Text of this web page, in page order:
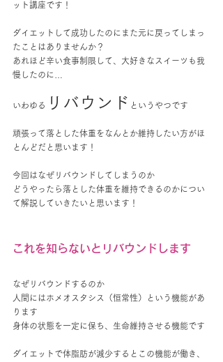
ット講座です！
ダイエットして成功したのにまた元に戻ってしまっ
たことはありませんか？
あれほど辛い食事制限して、大好きなスイーツも我
慢したのに…
いわゆる リバウンド というやつです
頑張って落とした体重をなんとか維持したい方がほ
とんどだと思います！
今回はなぜリバウンドしてしまうのか
どうやったら落とした体重を維持できるのかについ
て解説していきたいと思います！
これを知らないとリバウンドします
なぜリバウンドするのか
人間にはホメオスタシス（恒常性）という機能があ
ります
身体の状態を一定に保ち、生命維持させる機能です
ダイエットで体脂肪が減少するとこの機能が働き、